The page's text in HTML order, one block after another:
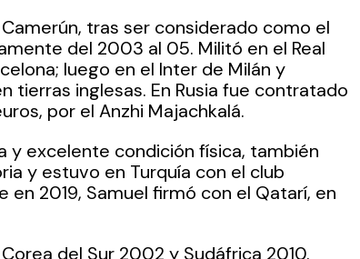
tras ser considerado como el
del 2003 al 05. Militó en el Real
luego en el Inter de Milán y
tierras inglesas. En Rusia fue contratado
por el Anzhi Majachkalá.
y excelente condición física, también
y estuvo en Turquía con el club
2019, Samuel firmó con el Qatarí, en
del Sur 2002 y Sudáfrica 2010.